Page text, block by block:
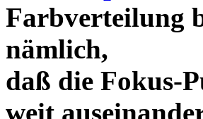
Farbverteilung
nämlich,
daß die Fokus-
weit